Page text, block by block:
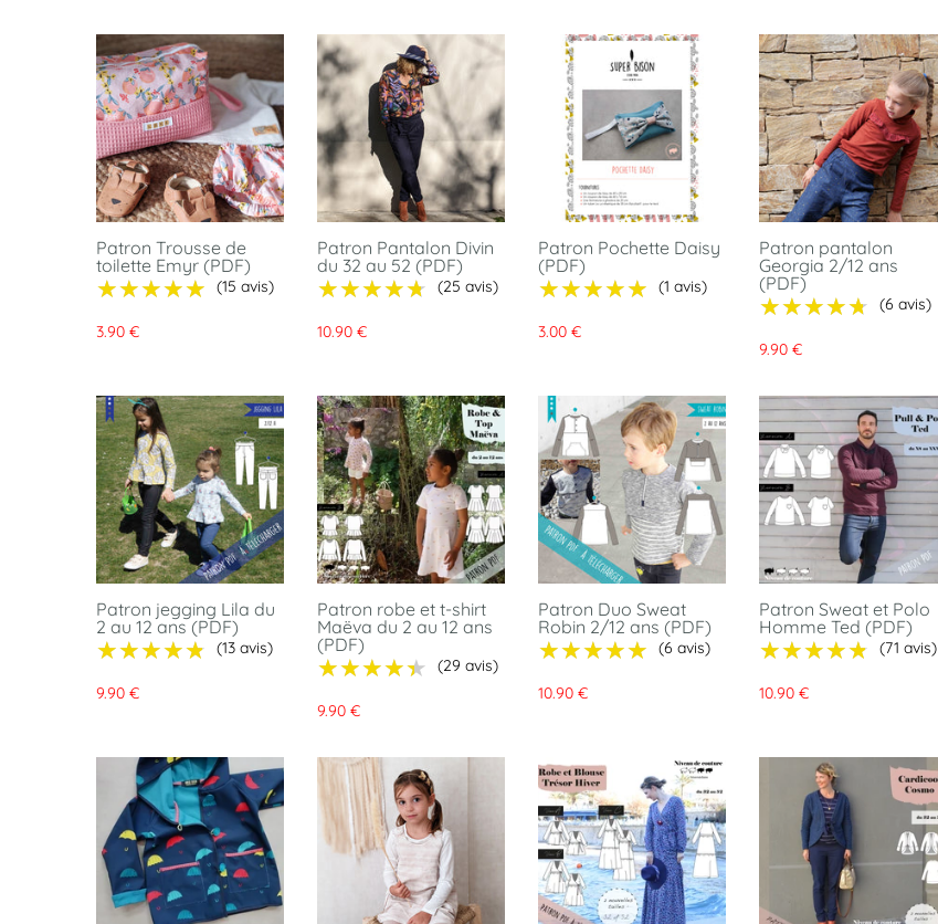
Patron Trousse de
toilette Emyr (PDF)
★★★★★
★★★★★ (15 avis)
3.90 €
Patron Pantalon Divin
du 32 au 52 (PDF)
★★★★★
★★★★★ (25 avis)
10.90 €
Patron Pochette Daisy
(PDF)
★★★★★
★★★★★ (1 avis)
3.00 €
Patron pantalon
Georgia 2/12 ans
(PDF)
★★★★★
★★★★★ (6 avis)
9.90 €
Patron jegging Lila du
2 au 12 ans (PDF)
★★★★★
★★★★★ (13 avis)
9.90 €
Patron robe et t-shirt
Maëva du 2 au 12 ans
(PDF)
★★★★★
★★★★★ (29 avis)
9.90 €
Patron Duo Sweat
Robin 2/12 ans (PDF)
★★★★★
★★★★★ (6 avis)
10.90 €
Patron Sweat et Polo
Homme Ted (PDF)
★★★★★
★★★★★ (71 avis)
10.90 €